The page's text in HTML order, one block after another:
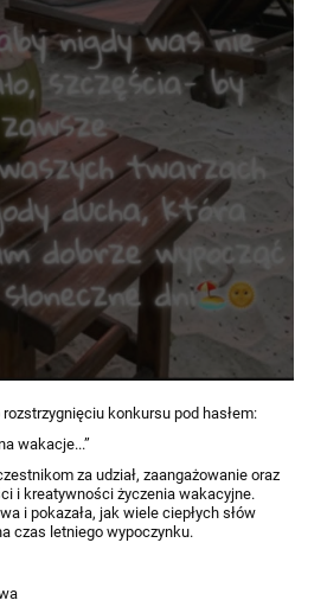
konkursu pod hasłem:
wakacje...”
za udział, zaangażowanie oraz
i kreatywności życzenia wakacyjne.
i pokazała, jak wiele ciepłych słów
czas letniego wypoczynku.